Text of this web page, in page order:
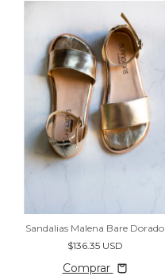
Sandalias Malena Bare Dorado
$136.35 USD
Comprar